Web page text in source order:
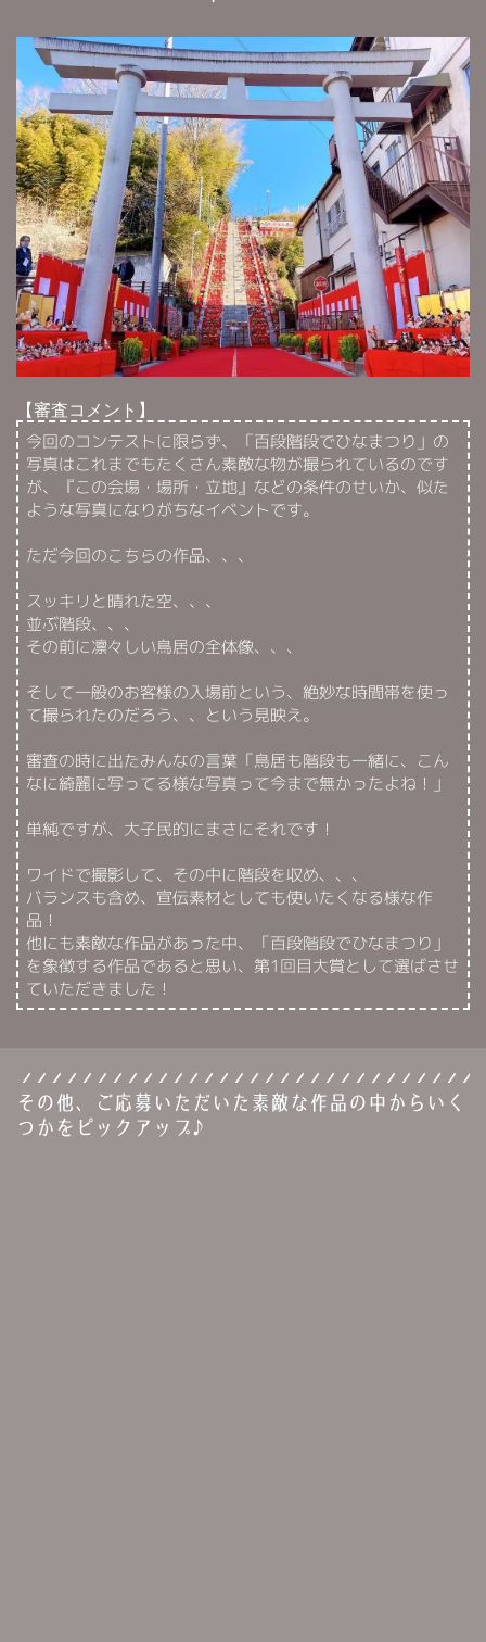
【審査コメント】
今回のコンテストに限らず、「百段階段でひなまつり」の
写真はこれまでもたくさん素敵な物が撮られているのです
が、『この会場・場所・立地』などの条件のせいか、似た
ような写真になりがちなイベントです。
ただ今回のこちらの作品、、、
スッキリと晴れた空、、、
並ぶ階段、、、
その前に凛々しい鳥居の全体像、、、
そして一般のお客様の入場前という、絶妙な時間帯を使っ
て撮られたのだろう、、という見映え。
審査の時に出たみんなの言葉「鳥居も階段も一緒に、こん
なに綺麗に写ってる様な写真って今まで無かったよね！」
単純ですが、大子民的にまさにそれです！
ワイドで撮影して、その中に階段を収め、、、
バランスも含め、宣伝素材としても使いたくなる様な作
品！
他にも素敵な作品があった中、「百段階段でひなまつり」
を象徴する作品であると思い、第1回目大賞として選ばさせ
ていただきました！
その他、ご応募いただいた素敵な作品の中からいく
つかをピックアップ♪